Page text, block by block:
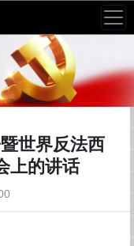
世界反法西
上的讲话